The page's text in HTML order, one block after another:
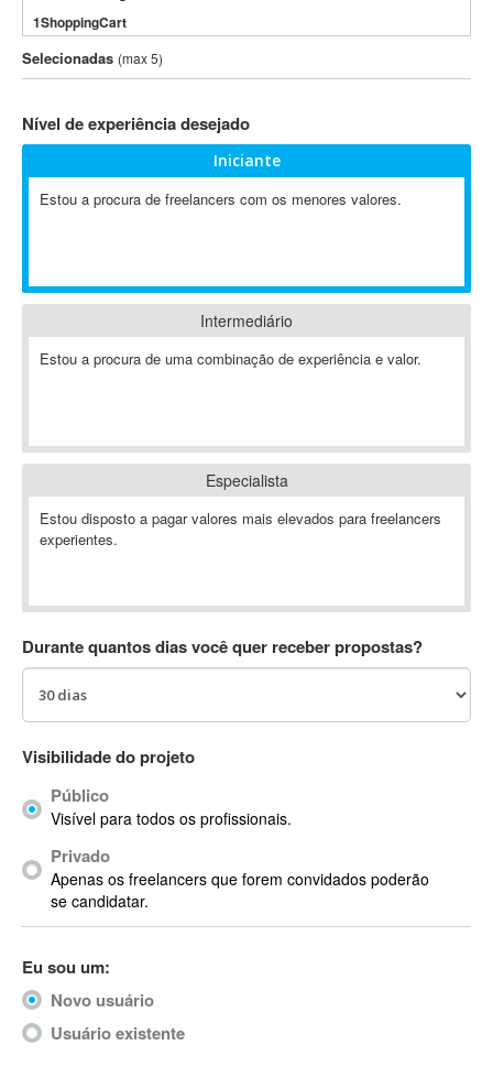
1ShoppingCart
3DS Max
3GSM
802.11
A-GPS
ABAP
Abaqus
ABBYY FineReader
Ableton
Ableton Push
Abstract
AC3
ACID Pro
ACPI
Acrobat
Acrobat X
Acronis
ACT
Actimize
ActionScript
ActionScript 3
Selecionadas (max 5)
Nível de experiência desejado
Iniciante
Estou a procura de freelancers com os menores valores.
Intermediário
Estou a procura de uma combinação de experiência e valor.
Especialista
Estou disposto a pagar valores mais elevados para freelancers
experientes.
Durante quantos dias você quer receber propostas?
Visibilidade do projeto
Público
Visível para todos os profissionais.
Privado
Apenas os freelancers que forem convidados poderão
se candidatar.
Eu sou um:
Novo usuário
Usuário existente